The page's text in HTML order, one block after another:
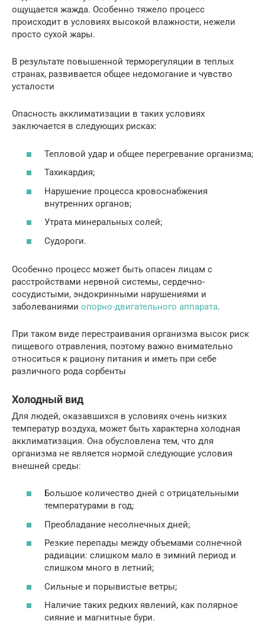
ощущается жажда. Особенно тяжело процесс
происходит в условиях высокой влажности, нежели
просто сухой жары.
В результате повышенной терморегуляции в теплых
странах, развивается общее недомогание и чувство
усталости
Опасность акклиматизации в таких условиях
заключается в следующих рисках:
Тепловой удар и общее перегревание организма;
Тахикардия;
Нарушение процесса кровоснабжения
внутренних органов;
Утрата минеральных солей;
Судороги.
Особенно процесс может быть опасен лицам с
расстройствами нервной системы, сердечно-
сосудистыми, эндокринными нарушениями и
заболеваниями опорно-двигательного аппарата.
При таком виде перестраивания организма высок риск
пищевого отравления, поэтому важно внимательно
относиться к рациону питания и иметь при себе
различного рода сорбенты
Холодный вид
Для людей, оказавшихся в условиях очень низких
температур воздуха, может быть характерна холодная
акклиматизация. Она обусловлена тем, что для
организма не является нормой следующие условия
внешней среды:
Большое количество дней с отрицательными
температурами в год;
Преобладание несолнечных дней;
Резкие перепады между объемами солнечной
радиации: слишком мало в зимний период и
слишком много в летний;
Сильные и порывистые ветры;
Наличие таких редких явлений, как полярное
сияние и магнитные бури.